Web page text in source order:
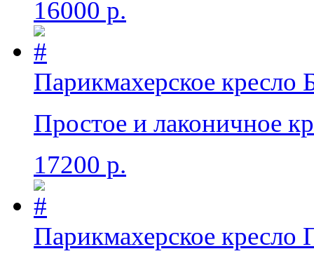
16000 р.
Парикмахерское кресло
Простое и лаконичное
17200 р.
Парикмахерское кресло